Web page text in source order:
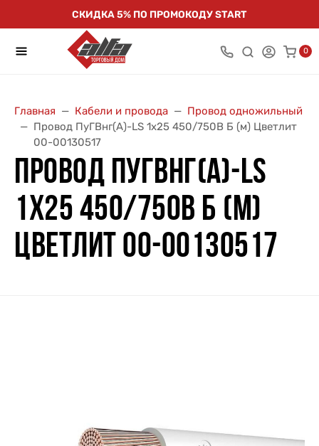
СКИДКА 5% ПО ПРОМОКОДУ START
0
Главная Кабели и провода
Провод одножильный
Провод ПуГВнг(А)-LS 1х25 450/750В Б (м) Цветлит
00-00130517
ПРОВОД ПУГВНГ(А)-LS
1Х25 450/750В Б (М)
ЦВЕТЛИТ 00-00130517